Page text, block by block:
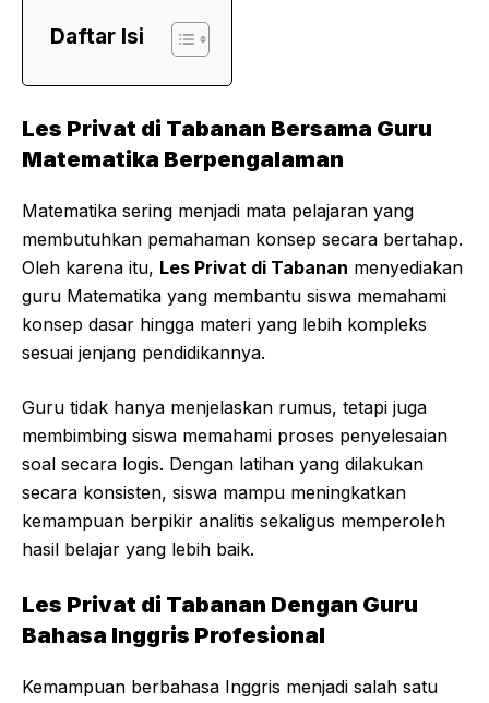
Daftar Isi
Les Privat di Tabanan Bersama Guru
Matematika Berpengalaman
Matematika sering menjadi mata pelajaran yang
membutuhkan pemahaman konsep secara bertahap.
Oleh karena itu, Les Privat di Tabanan menyediakan
guru Matematika yang membantu siswa memahami
konsep dasar hingga materi yang lebih kompleks
sesuai jenjang pendidikannya.
Guru tidak hanya menjelaskan rumus, tetapi juga
membimbing siswa memahami proses penyelesaian
soal secara logis. Dengan latihan yang dilakukan
secara konsisten, siswa mampu meningkatkan
kemampuan berpikir analitis sekaligus memperoleh
hasil belajar yang lebih baik.
Les Privat di Tabanan Dengan Guru
Bahasa Inggris Profesional
Kemampuan berbahasa Inggris menjadi salah satu